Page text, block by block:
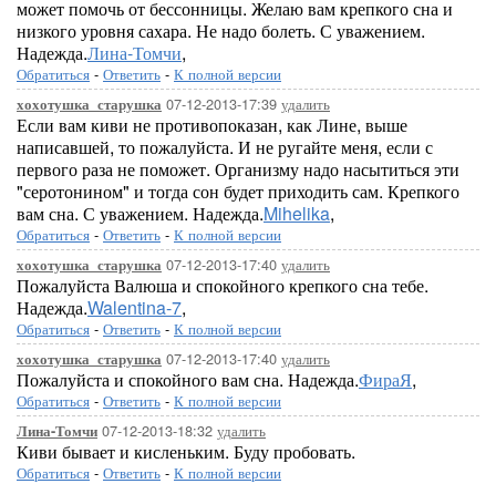
может помочь от бессонницы. Желаю вам крепкого сна и
низкого уровня сахара. Не надо болеть. С уважением.
Надежда.Лина-Томчи,
Обратиться - Ответить - К полной версии
хохотушка_старушка 07-12-2013-17:39 удалить
Если вам киви не противопоказан, как Лине, выше
написавшей, то пожалуйста. И не ругайте меня, если с
первого раза не поможет. Организму надо насытиться эти
"серотонином" и тогда сон будет приходить сам. Крепкого
вам сна. С уважением. Надежда.Mihelika,
Обратиться - Ответить - К полной версии
хохотушка_старушка 07-12-2013-17:40 удалить
Пожалуйста Валюша и спокойного крепкого сна тебе.
Надежда.Walentina-7,
Обратиться - Ответить - К полной версии
хохотушка_старушка 07-12-2013-17:40 удалить
Пожалуйста и спокойного вам сна. Надежда.ФираЯ,
Обратиться - Ответить - К полной версии
Лина-Томчи 07-12-2013-18:32 удалить
Киви бывает и кисленьким. Буду пробовать.
Обратиться - Ответить - К полной версии